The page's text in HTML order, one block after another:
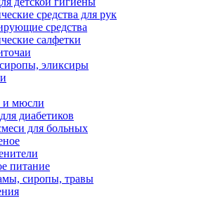
средства для рук
средства
салфетки
эликсиры
и мюсли
диабетиков
для больных
питание
сиропы, травы